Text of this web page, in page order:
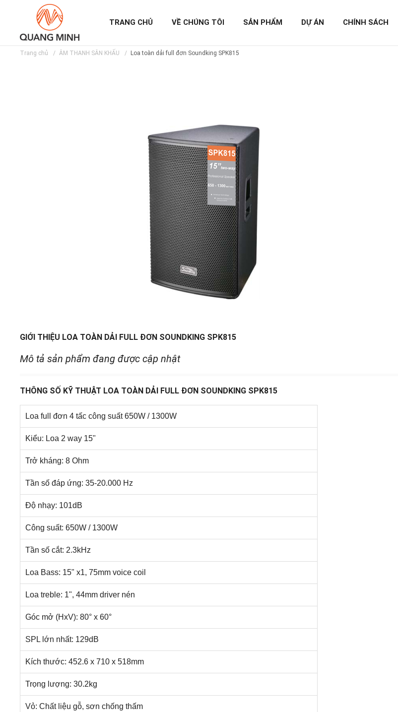
TRANG CHỦ VỀ CHÚNG TÔI SẢN PHẨM DỰ ÁN CHÍNH SÁCH
Trang chủ ÂM THANH SÂN KHẤU Loa toàn dải full đơn Soundking SPK815
GIỚI THIỆU LOA TOÀN DẢI FULL ĐƠN SOUNDKING SPK815
Mô tả sản phẩm đang được cập nhật
THÔNG SỐ KỸ THUẬT LOA TOÀN DẢI FULL ĐƠN SOUNDKING SPK815
Loa full đơn 4 tấc công suất 650W / 1300W
Kiểu: Loa 2 way 15"
Trở kháng: 8 Ohm
Tần số đáp ứng: 35-20.000 Hz
Độ nhạy: 101dB
Công suất: 650W / 1300W
Tần số cắt: 2.3kHz
Loa Bass: 15" x1, 75mm voice coil
Loa treble: 1", 44mm driver nén
Góc mở (HxV): 80° x 60°
SPL lớn nhất: 129dB
Kích thước: 452.6 x 710 x 518mm
Trọng lượng: 30.2kg
Vỏ: Chất liệu gỗ, sơn chống thấm